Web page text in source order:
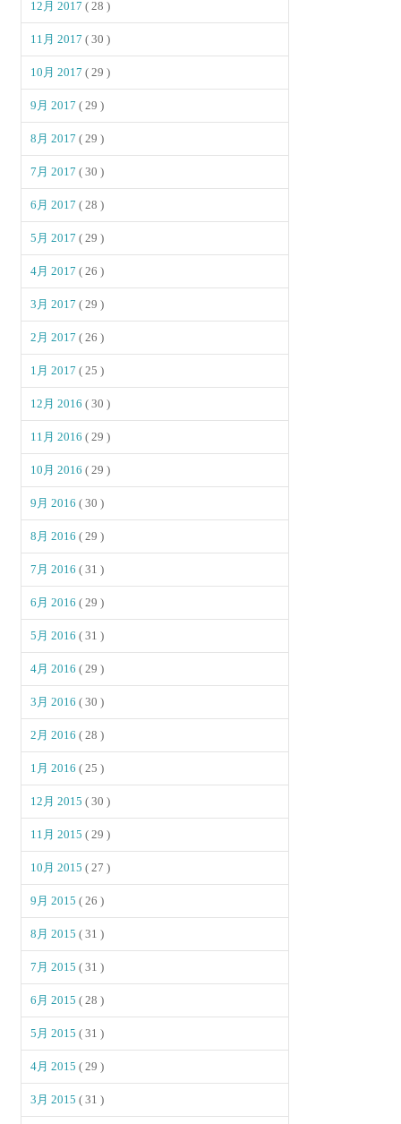
12月 2017( 28 )
11月 2017( 30 )
10月 2017( 29 )
9月 2017( 29 )
8月 2017( 29 )
7月 2017( 30 )
6月 2017( 28 )
5月 2017( 29 )
4月 2017( 26 )
3月 2017( 29 )
2月 2017( 26 )
1月 2017( 25 )
12月 2016( 30 )
11月 2016( 29 )
10月 2016( 29 )
9月 2016( 30 )
8月 2016( 29 )
7月 2016( 31 )
6月 2016( 29 )
5月 2016( 31 )
4月 2016( 29 )
3月 2016( 30 )
2月 2016( 28 )
1月 2016( 25 )
12月 2015( 30 )
11月 2015( 29 )
10月 2015( 27 )
9月 2015( 26 )
8月 2015( 31 )
7月 2015( 31 )
6月 2015( 28 )
5月 2015( 31 )
4月 2015( 29 )
3月 2015( 31 )